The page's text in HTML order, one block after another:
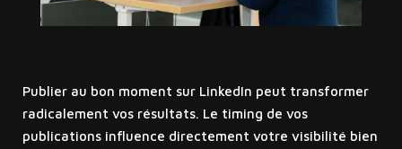
Publier au bon moment sur LinkedIn peut transformer
radicalement vos résultats. Le timing de vos
publications influence directement votre visibilité bien